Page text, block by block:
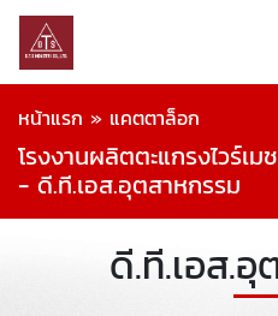
หน้าแรก » แคตตาล็อก
โรงงานผลิตตะแกรงไวร์เ
- ดี.ที.เอส.อุตสาหกรรม
ดี.ที.เอส.